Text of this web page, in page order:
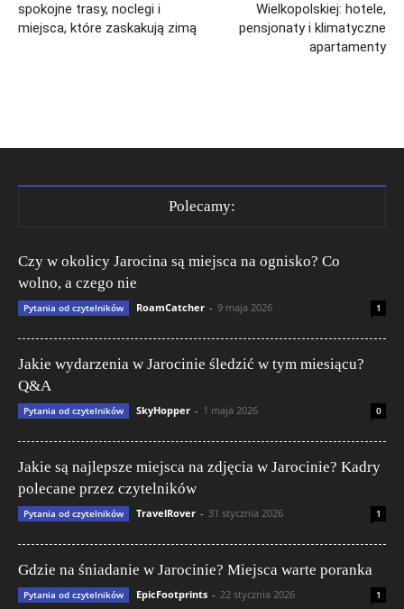
spokojne trasy, noclegi i
miejsca, które zaskakują zimą
Wielkopolskiej: hotele,
pensjonaty i klimatyczne
apartamenty
Polecamy:
Czy w okolicy Jarocina są miejsca na ognisko? Co
wolno, a czego nie
Pytania od czytelników RoamCatcher - 9 maja 2026 1
Jakie wydarzenia w Jarocinie śledzić w tym miesiącu?
Q&A
Pytania od czytelników SkyHopper - 1 maja 2026 0
Jakie są najlepsze miejsca na zdjęcia w Jarocinie? Kadry
polecane przez czytelników
Pytania od czytelników TravelRover - 31 stycznia 2026 1
Gdzie na śniadanie w Jarocinie? Miejsca warte poranka
Pytania od czytelników EpicFootprints - 22 stycznia 2026 1